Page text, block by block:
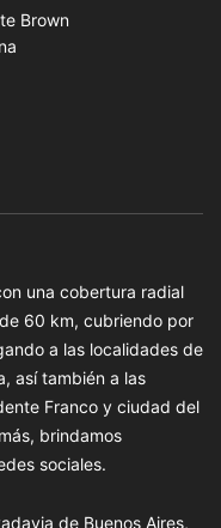
Brown
una cobertura radial
60 km, cubriendo por
a las localidades de
así también a las
Franco y ciudad del
brindamos
sociales.
de Buenos Aires,